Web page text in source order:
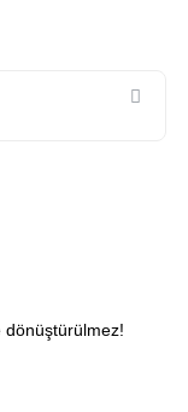
dönüştürülmez!